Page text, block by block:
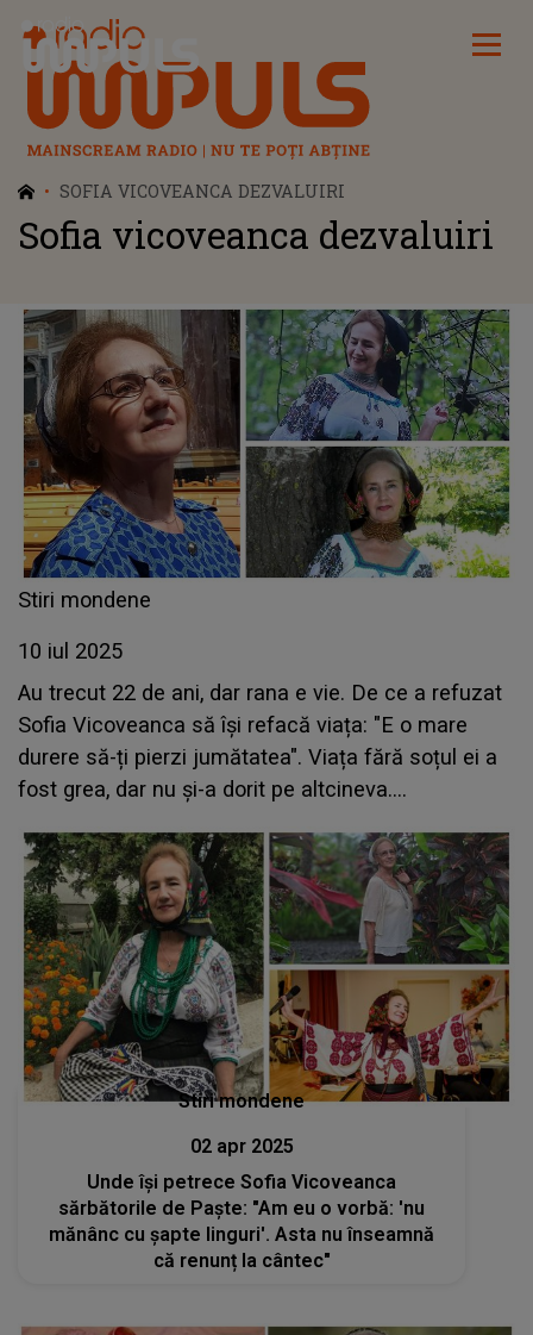
Radio Impuls
SOFIA VICOVEANCA DEZVALUIRI
Sofia vicoveanca dezvaluiri
Stiri mondene
10 iul 2025
Au trecut 22 de ani, dar rana e vie. De ce a refuzat
Sofia Vicoveanca să își refacă viața: "E o mare
durere să-ți pierzi jumătatea". Viața fără soțul ei a
fost grea, dar nu și-a dorit pe altcineva.
Stiri mondene
02 apr 2025
Unde își petrece Sofia Vicoveanca
sărbătorile de Paște: "Am eu o vorbă: 'nu
mănânc cu șapte linguri'. Asta nu înseamnă
că renunț la cântec"